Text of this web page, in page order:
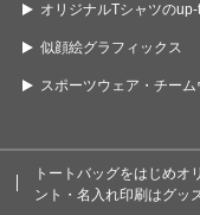
オリジナルTシャツのup-
似顔絵グラフィックス
スポーツウェア・チー
トートバッグをはじめオ
ント・名入れ印刷はグッ